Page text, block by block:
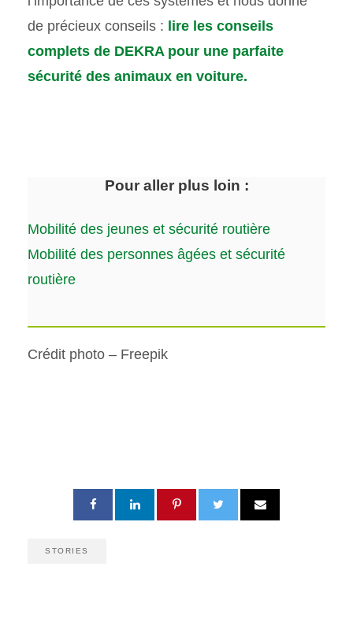
de précieux conseils : lire les conseils
complets de DEKRA pour une parfaite
sécurité des animaux en voiture.
Pour aller plus loin :
Mobilité des jeunes et sécurité routière
Mobilité des personnes âgées et sécurité
routière
Crédit photo – Freepik
STORIES